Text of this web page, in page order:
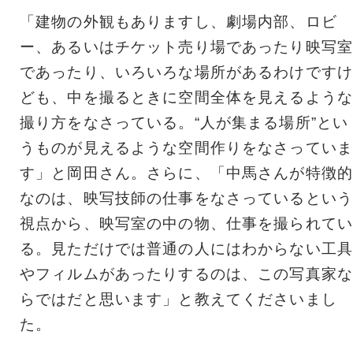
「建物の外観もありますし、劇場内部、ロビ
ー、あるいはチケット売り場であったり映写室
であったり、いろいろな場所があるわけですけ
ども、中を撮るときに空間全体を見えるような
撮り方をなさっている。“人が集まる場所”とい
うものが見えるような空間作りをなさっていま
す」と岡田さん。さらに、「中馬さんが特徴的
なのは、映写技師の仕事をなさっているという
視点から、映写室の中の物、仕事を撮られてい
る。見ただけでは普通の人にはわからない工具
やフィルムがあったりするのは、この写真家な
らではだと思います」と教えてくださいまし
た。